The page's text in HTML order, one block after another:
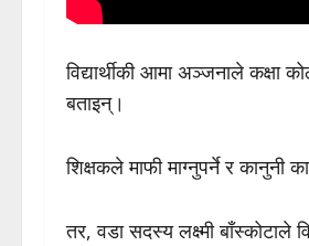
विद्यार्थीकी आमा अञ्जनाले कक्षा
बताइन्।
शिक्षकले माफी माग्नुपर्ने र कानुनी
तर, वडा सदस्य लक्ष्मी बाँस्कोटाले